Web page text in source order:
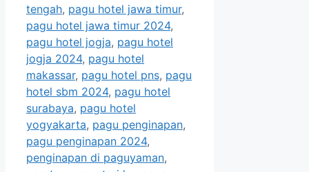
tengah, pagu hotel jawa timur,
pagu hotel jawa timur 2024,
pagu hotel jogja, pagu hotel
jogja 2024, pagu hotel
makassar, pagu hotel pns, pagu
hotel sbm 2024, pagu hotel
surabaya, pagu hotel
yogyakarta, pagu penginapan,
pagu penginapan 2024,
penginapan di paguyaman,